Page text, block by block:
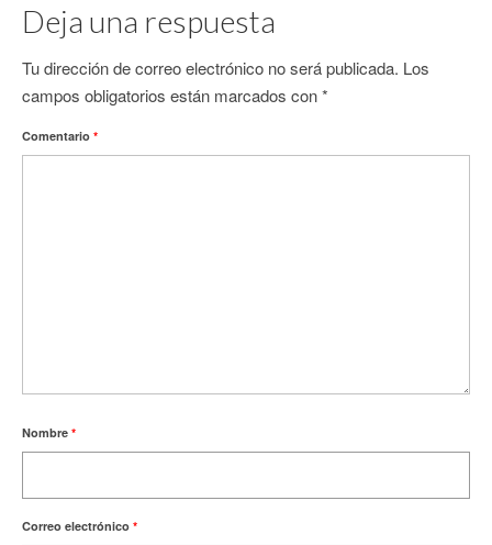
Deja una respuesta
Tu dirección de correo electrónico no será publicada. Los
campos obligatorios están marcados con*
Comentario *
Nombre *
Correo electrónico *